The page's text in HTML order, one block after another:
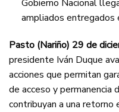
Gobierno Nacional
ampliados entregados
Pasto (Nariño) 29 de
presidente Iván Duque
acciones que permitan
de acceso y
contribuyan a una retorno